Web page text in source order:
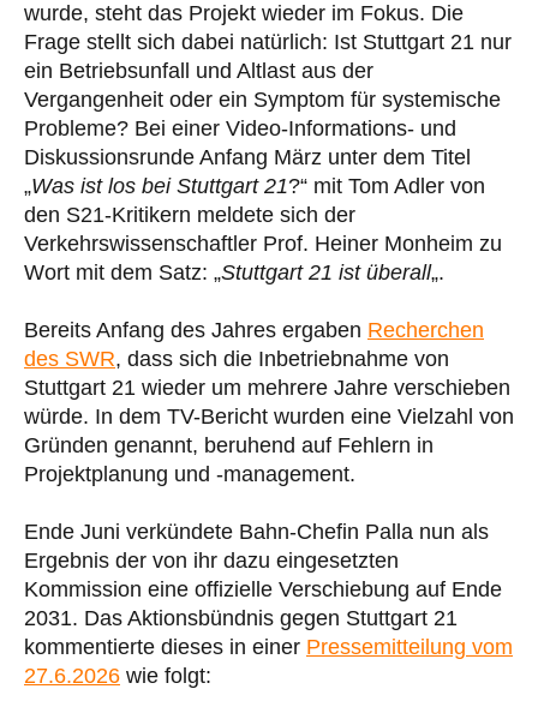
wurde, steht das Projekt wieder im Fokus. Die
Frage stellt sich dabei natürlich: Ist Stuttgart 21 nur
ein Betriebsunfall und Altlast aus der
Vergangenheit oder ein Symptom für systemische
Probleme? Bei einer Video-Informations- und
Diskussionsrunde Anfang März unter dem Titel
„Was ist los bei Stuttgart 21?“ mit Tom Adler von
den S21-Kritikern meldete sich der
Verkehrswissenschaftler Prof. Heiner Monheim zu
Wort mit dem Satz: „Stuttgart 21 ist überall„.
Bereits Anfang des Jahres ergaben Recherchen
des SWR, dass sich die Inbetriebnahme von
Stuttgart 21 wieder um mehrere Jahre verschieben
würde. In dem TV-Bericht wurden eine Vielzahl von
Gründen genannt, beruhend auf Fehlern in
Projektplanung und -management.
Ende Juni verkündete Bahn-Chefin Palla nun als
Ergebnis der von ihr dazu eingesetzten
Kommission eine offizielle Verschiebung auf Ende
2031. Das Aktionsbündnis gegen Stuttgart 21
kommentierte dieses in einer Pressemitteilung vom
27.6.2026 wie folgt: